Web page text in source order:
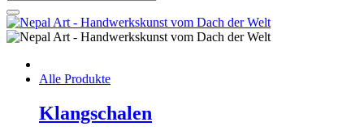
Alle Produkte
Klangschalen